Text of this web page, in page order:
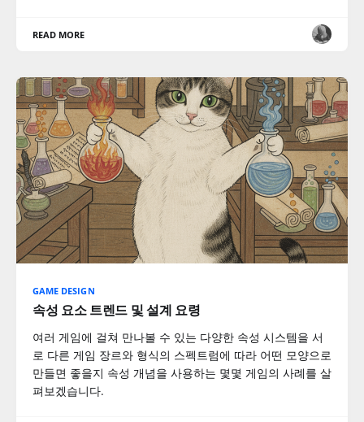
READ MORE
GAME DESIGN
속성 요소 트렌드 및 설계 요령
여러 게임에 걸쳐 만나볼 수 있는 다양한 속성 시스템을 서
로 다른 게임 장르와 형식의 스펙트럼에 따라 어떤 모양으로
만들면 좋을지 속성 개념을 사용하는 몇몇 게임의 사례를 살
펴보겠습니다.